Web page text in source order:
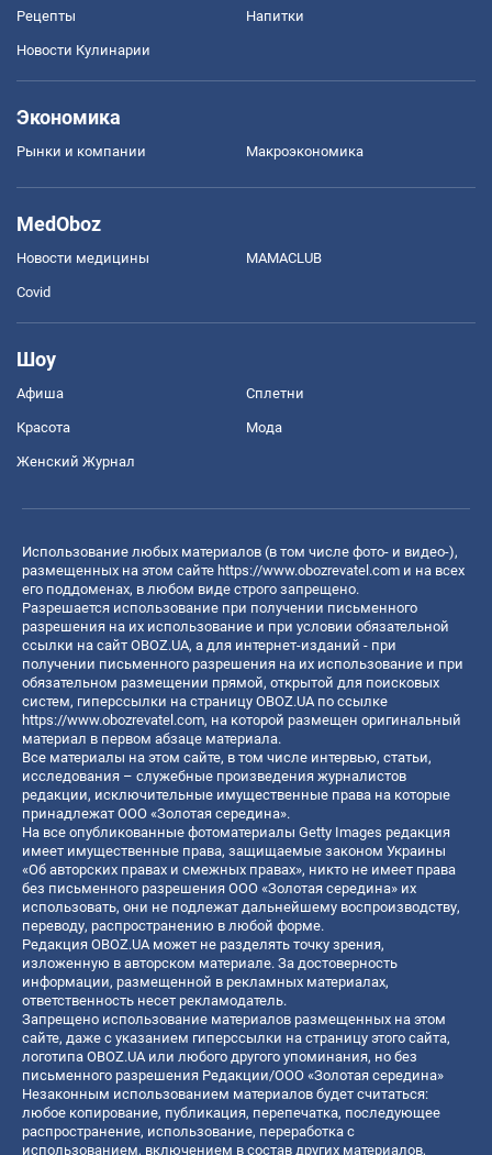
Рецепты Напитки
Новости Кулинарии
Экономика
Рынки и компании Mакроэкономика
MedOboz
Новости медицины MAMACLUB
Covid
Шоу
Афиша Сплетни
Красота Мода
Женский Журнал
Использование любых материалов (в том числе фото- и видео-),
размещенных на этом сайте https://www.obozrevatel.com и на всех
его поддоменах, в любом виде строго запрещено.
Разрешается использование при получении письменного
разрешения на их использование и при условии обязательной
ссылки на сайт OBOZ.UA, а для интернет-изданий - при
получении письменного разрешения на их использование и при
обязательном размещении прямой, открытой для поисковых
систем, гиперссылки на страницу OBOZ.UA по ссылке
https://www.obozrevatel.com, на которой размещен оригинальный
материал в первом абзаце материала.
Все материалы на этом сайте, в том числе интервью, статьи,
исследования – служебные произведения журналистов
редакции, исключительные имущественные права на которые
принадлежат ООО «Золотая середина».
На все опубликованные фотоматериалы Getty Images редакция
имеет имущественные права, защищаемые законом Украины
«Об авторских правах и смежных правах», никто не имеет права
без письменного разрешения ООО «Золотая середина» их
использовать, они не подлежат дальнейшему воспроизводству,
переводу, распространению в любой форме.
Редакция OBOZ.UA может не разделять точку зрения,
изложенную в авторском материале. За достоверность
информации, размещенной в рекламных материалах,
ответственность несет рекламодатель.
Запрещено использование материалов размещенных на этом
сайте, даже с указанием гиперссылки на страницу этого сайта,
логотипа OBOZ.UA или любого другого упоминания, но без
письменного разрешения Редакции/ООО «Золотая середина»
Незаконным использованием материалов будет считаться:
любое копирование, публикация, перепечатка, последующее
распространение, использование, переработка с
использованием, включением в состав других материалов,